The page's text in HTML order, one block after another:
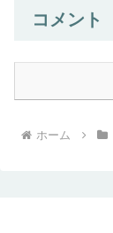
コメント
ホーム